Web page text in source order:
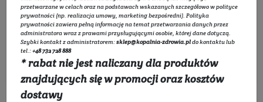
Rozwiń listę
Filtruj
przetwarzane w celach oraz na podstawach wskazanych szczegółowo wpolityce
prywatności (np. realizacja umowy, marketing bezpośredni). Polityka
prywatnościzawiera pełną informację na temat przetwarzania danych przez
administratora wraz z prawami przysługującymi osobie, której dane dotyczą.
Szybki kontakt z administratorem:sklep@kopalnia-zdrowia.pldo kontaktu lub
tel.:+48 732 728 888
* rabat nie jest naliczany dla produktów
znajdujących się w promocji oraz kosztów
dostawy